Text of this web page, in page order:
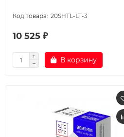
20SHTL-LT-3
10 525 ₽
В корзину